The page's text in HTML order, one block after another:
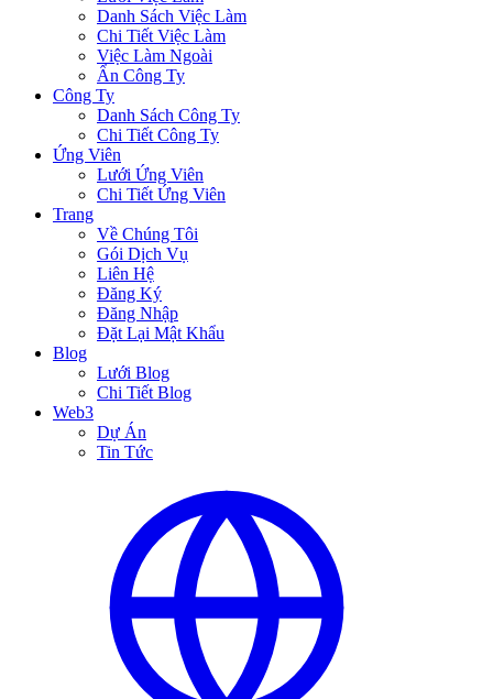
Danh Sách Việc Làm
Chi Tiết Việc Làm
Việc Làm Ngoài
Ẩn Công Ty
Công Ty
Danh Sách Công Ty
Chi Tiết Công Ty
Ứng Viên
Lưới Ứng Viên
Chi Tiết Ứng Viên
Trang
Về Chúng Tôi
Gói Dịch Vụ
Liên Hệ
Đăng Ký
Đăng Nhập
Đặt Lại Mật Khẩu
Blog
Lưới Blog
Chi Tiết Blog
Web3
Dự Án
Tin Tức